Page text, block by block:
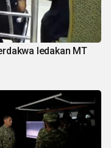
ledakan MT